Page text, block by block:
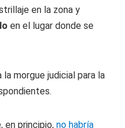
en la zona y
en el lugar donde se
morgue judicial para la
en principio, no habría